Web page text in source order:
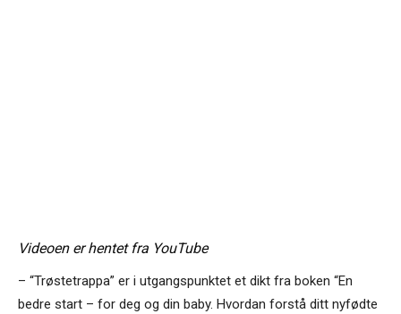
Videoen er hentet fra YouTube
– “Trøstetrappa” er i utgangspunktet et dikt fra boken “En
bedre start – for deg og din baby. Hvordan forstå ditt nyfødte